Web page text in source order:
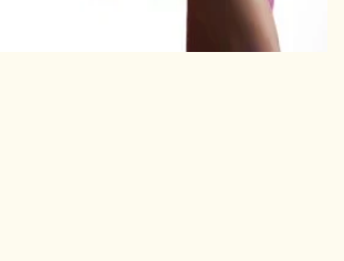
האישה ואת כוח המשיכה שלה, משפר את
החיים במלואם ולשפר את